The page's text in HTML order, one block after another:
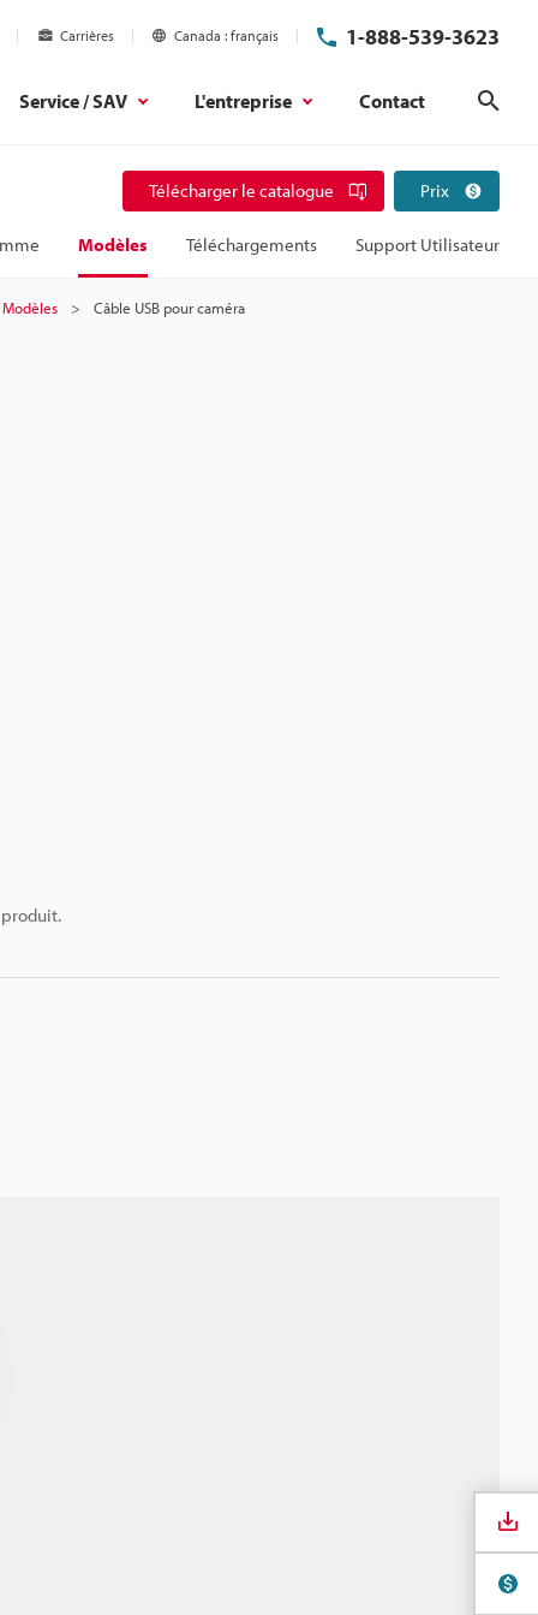
Carrières Canada français 1-888-539-3623
Service / SAV L'entreprise Contact
Télécharger le catalogue Prix
Modèles Téléchargements Support Utilisateur
Modèles Câble USB pour caméra